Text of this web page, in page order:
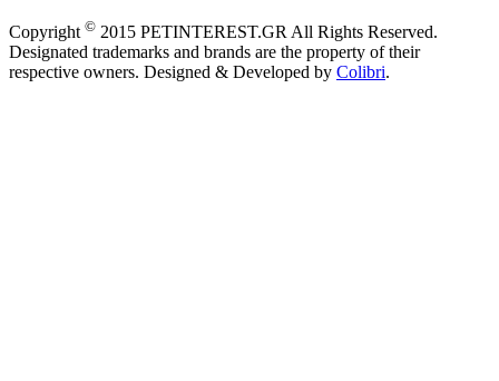
Copyright © 2015 PETINTEREST.GR All Rights Reserved.
Designated trademarks and brands are the property of their
respective owners. Designed & Developed by Colibri.